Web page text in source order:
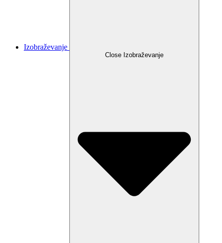
Izobraževanje
Close Izobraževanje